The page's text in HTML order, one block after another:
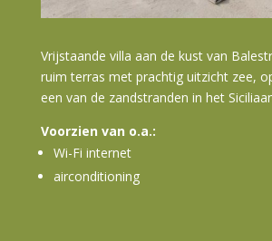
Vrijstaande villa aan de kust van
ruim terras met prachtig uitzicht zee,
een van de zandstranden in het
Voorzien van o.a.:
Wi-Fi internet
airconditioning